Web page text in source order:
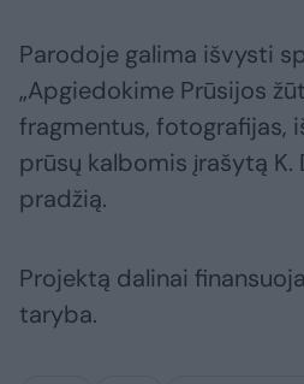
Parodoje galima išvysti
„Apgiedokime Prūsijos
fragmentus, fotografijas,
prūsų kalbomis įrašytą K.
pradžią.
Projektą dalinai
taryba.